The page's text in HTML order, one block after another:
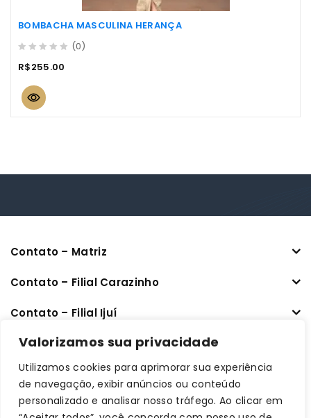
Valorizamos sua privacidade
Utilizamos cookies para aprimorar sua experiência
de navegação, exibir anúncios ou conteúdo
personalizado e analisar nosso tráfego. Ao clicar em
BOMBACHA MASCULINA HERANÇA
out
5
(0)
R$255.00
Contato – Matriz
Contato – Filial Carazinho
Contato – Filial Ijuí
CNPJ: 33.470.401/0001-64
Links úteis
Informações